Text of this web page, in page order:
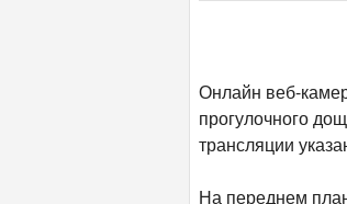
Онлайн веб-
прогулочного
трансляции
На переднем